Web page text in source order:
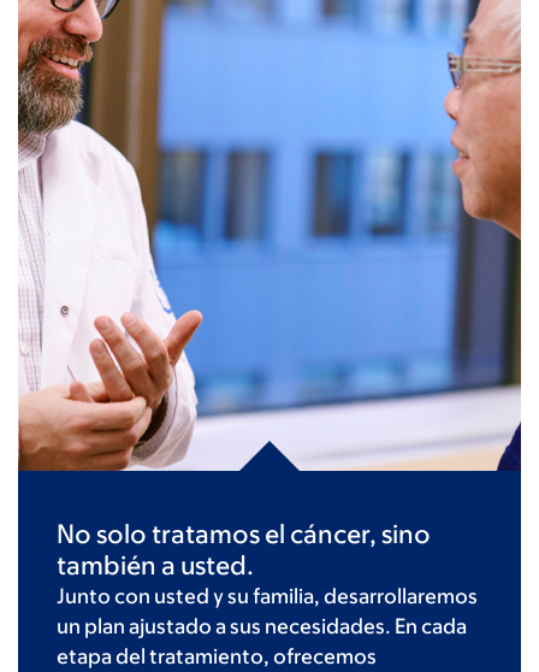
No solo tratamos el cáncer, sino
también a usted.
Junto con usted y su familia, desarrollaremos
un plan ajustado a sus necesidades. En cada
etapa del tratamiento, ofrecemos